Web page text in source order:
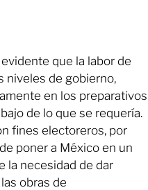
que la labor de
niveles de gobierno,
en los preparativos
de lo que se requería.
fines electoreros, por
poner a México en un
la necesidad de dar
obras de